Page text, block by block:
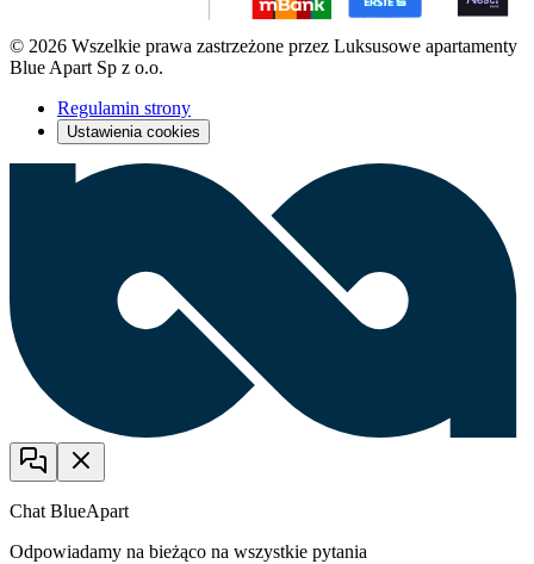
© 2026 Wszelkie prawa zastrzeżone przez Luksusowe apartamenty
Blue Apart Sp z o.o.
Regulamin strony
Ustawienia cookies
Chat BlueApart
Odpowiadamy na bieżąco na wszystkie pytania